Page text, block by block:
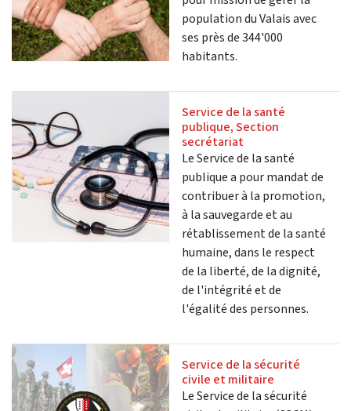
population du Valais avec
ses près de 344'000
habitants.
Service de la santé
publique, Section
secrétariat
Le Service de la santé
publique a pour mandat de
contribuer à la promotion,
à la sauvegarde et au
rétablissement de la santé
humaine, dans le respect
de la liberté, de la dignité,
de l'intégrité et de
l'égalité des personnes.
Service de la sécurité
civile et militaire
Le Service de la sécurité